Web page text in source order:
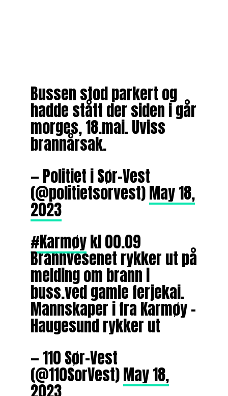
Bussen stod parkert og
hadde stått der siden i går
morges, 18.mai. Uviss
brannårsak.
— Politiet i Sør-Vest
(@politietsorvest)May 18,
2023
#Karmøykl 00.09
Brannvesenet rykker ut på
melding om brann i
buss.ved gamle ferjekai.
Mannskaper i fra Karmøy –
Haugesund rykker ut
— 110 Sør-Vest
(@110SorVest)May 18,